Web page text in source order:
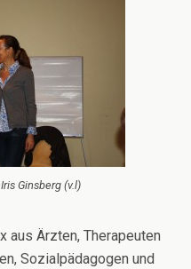
Ginsberg (v.l)
aus Ärzten, Therapeuten
Sozialpädagogen und